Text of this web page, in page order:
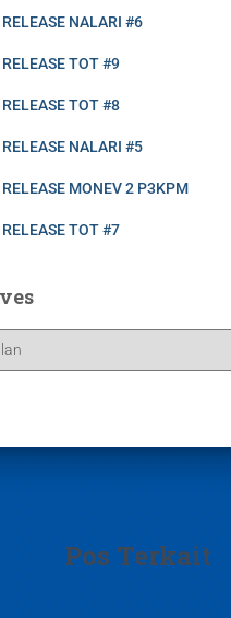
RELEASE NALARI #6
RELEASE TOT #9
RELEASE TOT #8
RELEASE NALARI #5
RELEASE MONEV 2 P3KPM
RELEASE TOT #7
Pos Terkait